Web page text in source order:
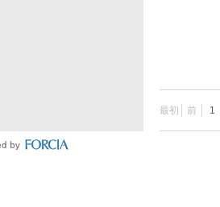
最初 前 1